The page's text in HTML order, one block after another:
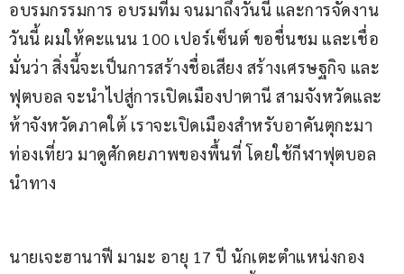
อบรมกรรมการ อบรมทีม จนมาถึงวันนี้ และการจัดงาน
วันนี้ ผมให้คะแนน 100 เปอร์เซ็นต์ ขอชื่นชม และเชื่อ
มั่นว่า สิ่งนี้จะเป็นการสร้างชื่อเสียง สร้างเศรษฐกิจ และ
ฟุตบอล จะนำไปสู่การเปิดเมืองปาตานี สามจังหวัดและ
ห้าจังหวัดภาคใต้ เราจะเปิดเมืองสำหรับอาคันตุกะมา
ท่องเที่ยว มาดูศักดยภาพของพื้นที่ โดยใช้กีฬาฟุตบอล
นำทาง
นายเจะฮานาฟี มามะ อายุ 17 ปี นักเตะตำแหน่งกอง